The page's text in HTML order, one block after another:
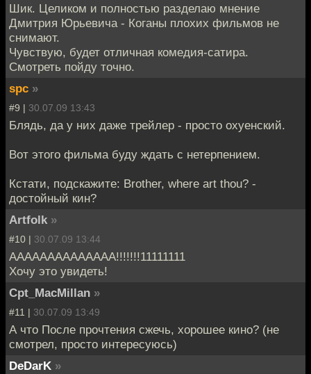
Шик. Целиком и полностью разделаю мнение
Дмитрия Юрьевича - Коганы плохих фильмов не
снимают.
Чувствую, будет отличная комедия-сатира.
Смотреть пойду точно.
spc »
#9 | 30.07.09 13:43
Блядь, да у них даже трейлер - просто охуенский.
Вот этого фильма буду ждать с нетерпением.
Кстати, подскажите: Brother, where art thou? -
достойный кин?
Artfolk »
#10 | 30.07.09 13:44
АААААААААААААА!!!!!!!11111111
Хочу это увидеть!
Cpt_MacMillan »
#11 | 30.07.09 13:49
А что После прочтения сжечь, хорошее кино? (не
смотрел, просто интересуюсь)
DeDarK »